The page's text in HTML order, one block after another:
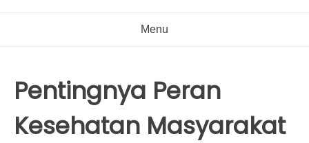
Menu
Pentingnya Peran
Kesehatan Masyarakat